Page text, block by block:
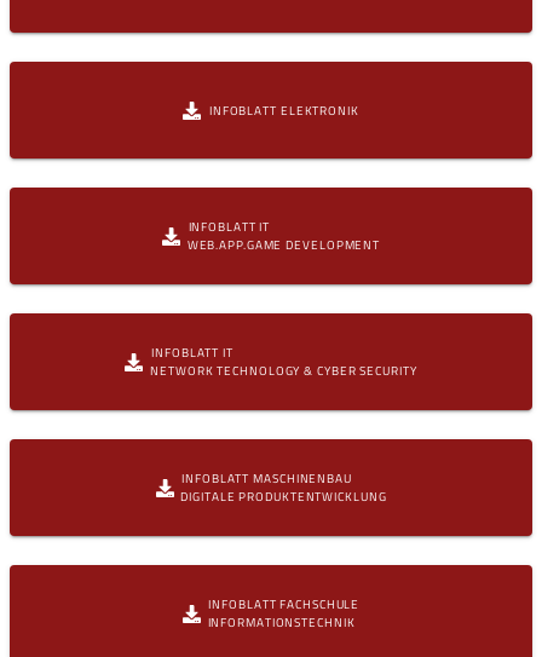
INFOBLATT ELEKTRONIK
INFOBLATT IT
WEB.APP.GAME DEVELOPMENT
INFOBLATT IT
NETWORK TECHNOLOGY & CYBER SECURITY
INFOBLATT MASCHINENBAU
DIGITALE PRODUKTENTWICKLUNG
INFOBLATT FACHSCHULE
INFORMATIONSTECHNIK